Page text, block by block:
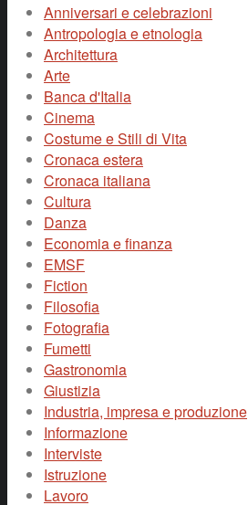
Anniversari e celebrazioni
Antropologia e etnologia
Architettura
Arte
Banca d'Italia
Cinema
Costume e Stili di Vita
Cronaca estera
Cronaca italiana
Cultura
Danza
Economia e finanza
EMSF
Fiction
Filosofia
Fotografia
Fumetti
Gastronomia
Giustizia
Industria, impresa e produzione
Informazione
Interviste
Istruzione
Lavoro